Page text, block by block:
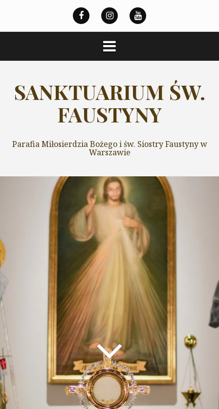
treści
SANKTUARIUM ŚW.
FAUSTYNY
Parafia Miłosierdzia Bożego i św. Siostry Faustyny w
Warszawie